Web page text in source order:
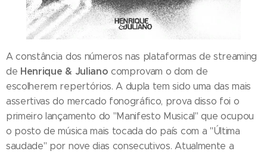
A constância dos números nas plataformas de streaming
de Henrique & Juliano comprovam o dom de
escolherem repertórios. A dupla tem sido uma das mais
assertivas do mercado fonográfico, prova disso foi o
primeiro lançamento do "Manifesto Musical" que ocupou
o posto de música mais tocada do país com a "Última
saudade" por nove dias consecutivos. Atualmente a